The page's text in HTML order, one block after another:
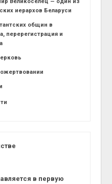
иерархов Беларуси
общин в
перерегистрация и
в первую